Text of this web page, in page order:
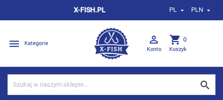
X-FISH.PL PL  PLN 
 Kategorie 
Konto
shopping_cart 0
Koszyk
